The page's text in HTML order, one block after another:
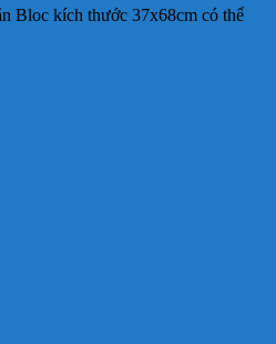
Bloc kích thước 37x68cm có thể